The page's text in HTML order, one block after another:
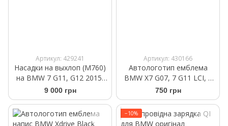
Артикул: 429241
Насадки на выхлоп (M760)
на BMW 7 G11, G12 2015-
2019
9 000 грн
Артикул: 430166
Автологотип емблема
BMW X7 G07, 7 G11 LCI, 7
G12 LCI M's 50th ювілейний
95мм на капот
750 грн
−10%